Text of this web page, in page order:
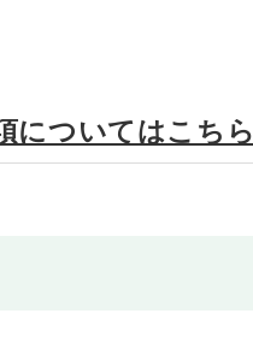
についてはこちら